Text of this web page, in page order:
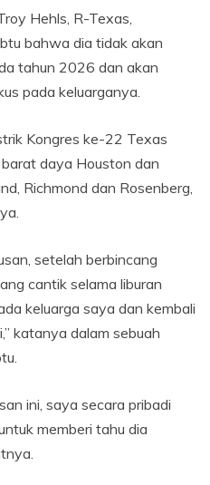
Hehls, R-Texas,
bahwa dia tidak akan
tahun 2026 dan akan
pada keluarganya.
Kongres ke-22 Texas
daya Houston dan
Richmond dan Rosenberg,
setelah berbincang
cantik selama liburan
keluarga saya dan kembali
katanya dalam sebuah
ini, saya secara pribadi
memberi tahu dia